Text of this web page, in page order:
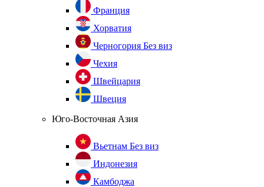
Франция
Хорватия
Черногория Без виз
Чехия
Швейцария
Швеция
Юго-Восточная Азия
Вьетнам Без виз
Индонезия
Камбоджа